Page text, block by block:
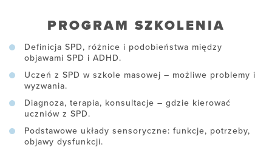
PROGRAM SZKOLENIA
Definicja SPD, różnice i podobieństwa między
objawami SPD i ADHD.
Uczeń z SPD w szkole masowej – możliwe problemy i
wyzwania.
Diagnoza, terapia, konsultacje – gdzie kierować
uczniów z SPD.
Podstawowe układy sensoryczne: funkcje, potrzeby,
objawy dysfunkcji.